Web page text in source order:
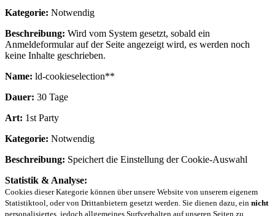
Kategorie: Notwendig
Beschreibung: Wird vom System gesetzt, sobald ein
Anmeldeformular auf der Seite angezeigt wird, es werden noch
keine Inhalte geschrieben.
Name: ld-cookieselection**
Dauer: 30 Tage
Art: 1st Party
Kategorie: Notwendig
Beschreibung: Speichert die Einstellung der Cookie-Auswahl
Statistik & Analyse:
Cookies dieser Kategorie können über unsere Website von unserem eigenem
Statistiktool, oder von Drittanbietern gesetzt werden. Sie dienen dazu, ein nicht
personalisiertes, jedoch allgemeines Surfverhalten auf unseren Seiten zu